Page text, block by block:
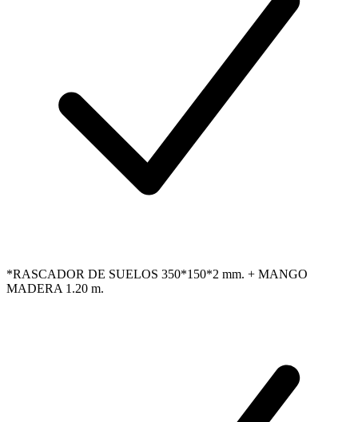
*RASCADOR DE SUELOS 350*150*2 mm. + MANGO
MADERA 1.20 m.